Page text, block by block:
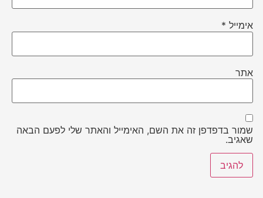
אימייל *
אתר
שמור בדפדפן זה את השם, האימייל והאתר שלי לפעם הבאה
שאגיב.